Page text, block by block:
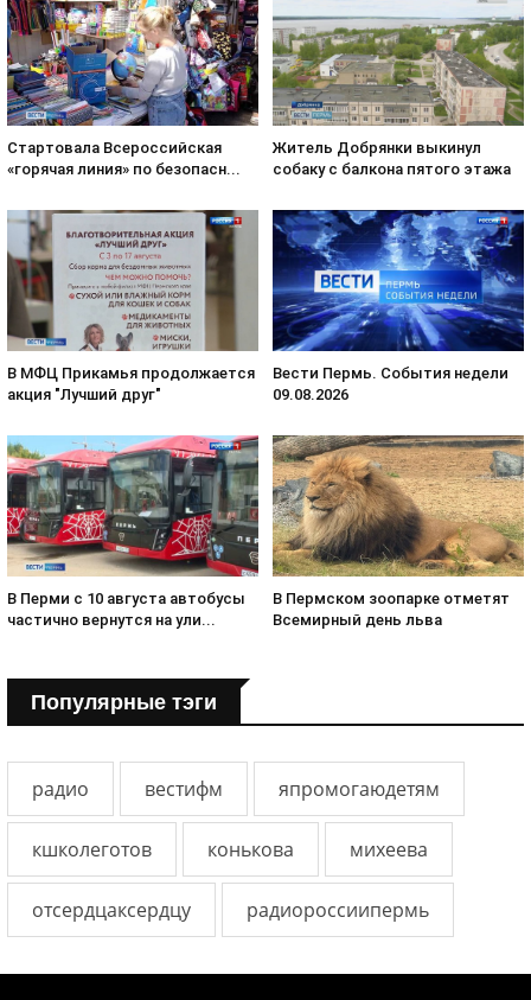
Стартовала Всероссийская
«горячая линия» по безопасн...
Житель Добрянки выкинул
собаку с балкона пятого этажа
В МФЦ Прикамья продолжается
акция "Лучший друг"
Вести Пермь. События недели
09.08.2026
В Перми с 10 августа автобусы
частично вернутся на ули...
В Пермском зоопарке отметят
Всемирный день льва
Популярные тэги
радио вестифм япромогаюдетям
кшколеготов конькова михеева
отсердцаксердцу радиороссиипермь